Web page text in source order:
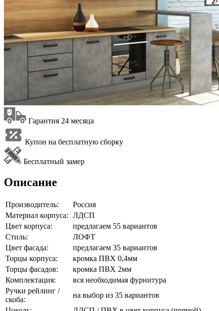
Гарантия 24 месяца
Купон на бесплатную сборку
Бесплатный замер
Описание
Производитель:
Россия
Материал корпуса: ЛДСП
Цвет корпуса:
предлагаем 55 вариантов
Стиль:
ЛОФТ
Цвет фасада:
предлагаем 35 вариантов
Торцы корпуса:
кромка ПВХ 0,4мм
Торцы фасадов:
кромка ПВХ 2мм
Комплектация:
вся необходимая фурнитура
Ручки рейлинг /
скоба:
на выбор из 35 вариантов